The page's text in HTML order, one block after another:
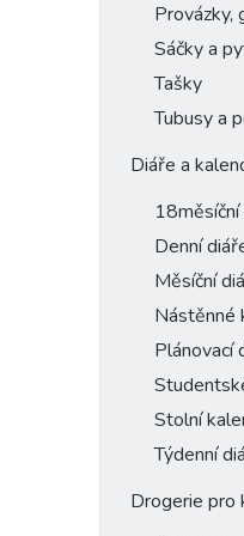
Provázky,
Sáčky a
Tašky
Tubusy a
Diáře a
Denní
Měsíční
Nástěnné
Plánovací
Stolní
Týdenní
Drogerie pro